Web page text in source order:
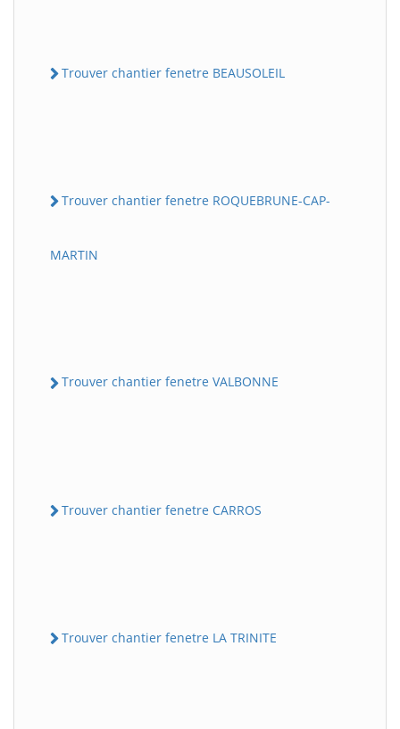
Trouver chantier fenetre BEAUSOLEIL
Trouver chantier fenetre ROQUEBRUNE-CAP-
MARTIN
Trouver chantier fenetre VALBONNE
Trouver chantier fenetre CARROS
Trouver chantier fenetre LA TRINITE